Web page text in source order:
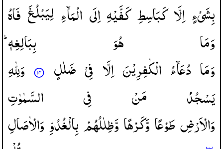
بِشَیْءٍ اِلَّا كَبَاسِطِ كَفَّیْهِ اِلَی الْمَآءِ لِیَبْلُغَ فَاهُ
وَمَا
هُوَ
بِبَالِغِهٖ ؕ
وَمَا دُعَآءُ الْكٰفِرِیْنَ اِلَّا فِیْ ضَلٰلٍ
وَلِلّٰهِ
یَسْجُدُ
مَنْ فِی
السَّمٰوٰتِ
وَالْاَرْضِطَوْعًاوَّكَرْهًاوَّظِلٰلُهُمْبِالْغُدُوِّوَالْاٰصَالِ